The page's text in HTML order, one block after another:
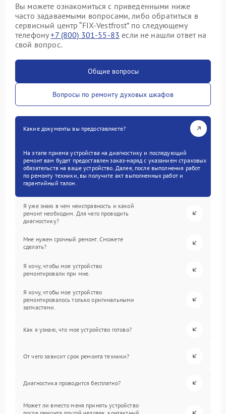
Вы можете ознакомиться с приведенными ниже
часто задаваемыми вопросами, либо обратиться в
сервисный центр “FIX-Vestfrost” по следующему
телефону+7 (800) 301-55-83 если не нашли ответ на
свой вопрос.
Общие вопросы
Вопросы по ремонту духовых шкафов
Какие документы вы предоставляете?
На этапе приема устройства на диагностику и последующий
ремонт вам будет предоставлен заказ-наряд с указанием страховых
обязательств на ваше устройство. Далее, после выполнения работ
по ремонту техники, вы получите акт выполненных работ и
гарантийный талон.
Я уже знаю в чем неисправность и какой
ремонт необходим. Для чего проводить
диагностику?
Мне нужен срочный ремонт. Сможете
сделать?
Я хочу, чтобы мое устройство
ремонтировали при мне.
Я хочу, чтобы мое устройство
ремонтировалось только оригинальными
запчастями.
Как я узнаю, что мое устройство готово?
От чего зависит срок ремонта техники?
Диагностика проводится бесплатно?
Может ли вместо меня принять устройство